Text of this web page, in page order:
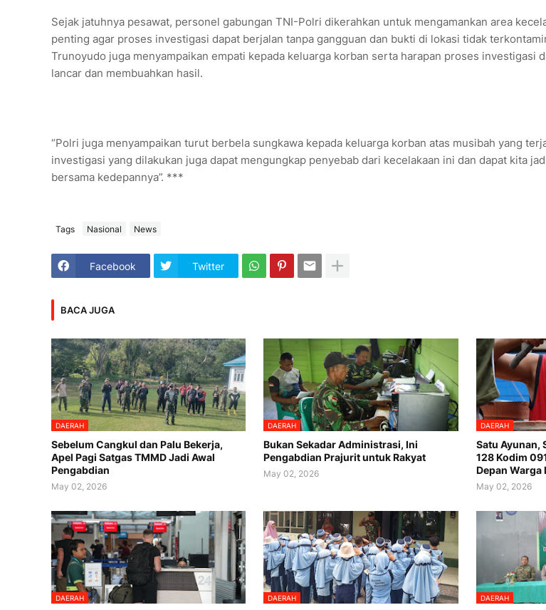
Sejak jatuhnya pesawat, personel gabungan TNI-Polri dikerahkan untuk mengamankan area
penting agar proses investigasi dapat berjalan tanpa gangguan dan bukti di lokasi tidak
Trunoyudo juga menyampaikan empati kepada keluarga korban serta harapan proses investigasi
lancar dan membuahkan hasil.
“Polri juga menyampaikan turut berbela sungkawa kepada keluarga korban atas musibah yang
investigasi yang dilakukan juga dapat mengungkap penyebab dari kecelakaan ini dan dapat kita
bersama kedepannya”. ***
Tags Nasional News
Facebook Twitter
BACA JUGA
DAERAH
Sebelum Cangkul dan Palu Bekerja,
Apel Pagi Satgas TMMD Jadi Awal
Pengabdian
May 02, 2026
DAERAH
Bukan Sekadar Administrasi, Ini
Pengabdian Prajurit untuk Rakyat
May 02, 2026
DAERAH
Satu Ayunan,
128 Kodim
Depan Warga
May 02, 2026
DAERAH DAERAH DAERAH